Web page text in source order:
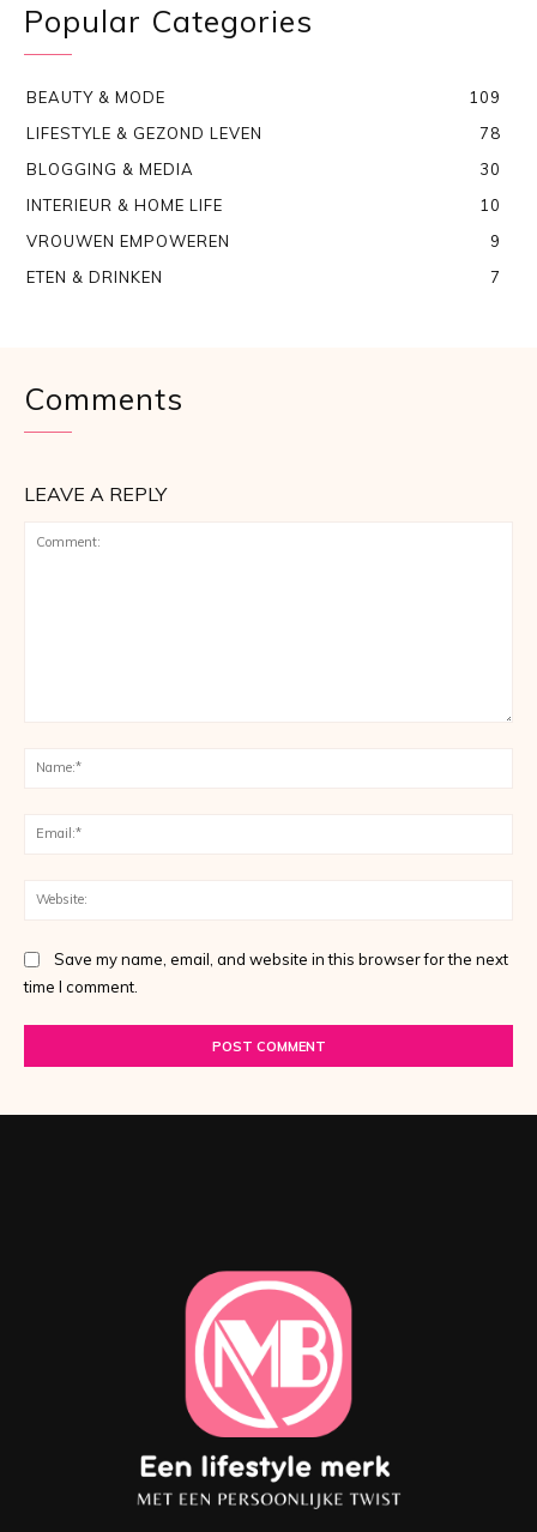
Popular Categories
BEAUTY & MODE
109
LIFESTYLE & GEZOND LEVEN
78
BLOGGING & MEDIA
30
INTERIEUR & HOME LIFE
10
VROUWEN EMPOWEREN
9
ETEN & DRINKEN
7
Comments
LEAVE A REPLY
Save my name, email, and website in this browser for the next
time I comment.